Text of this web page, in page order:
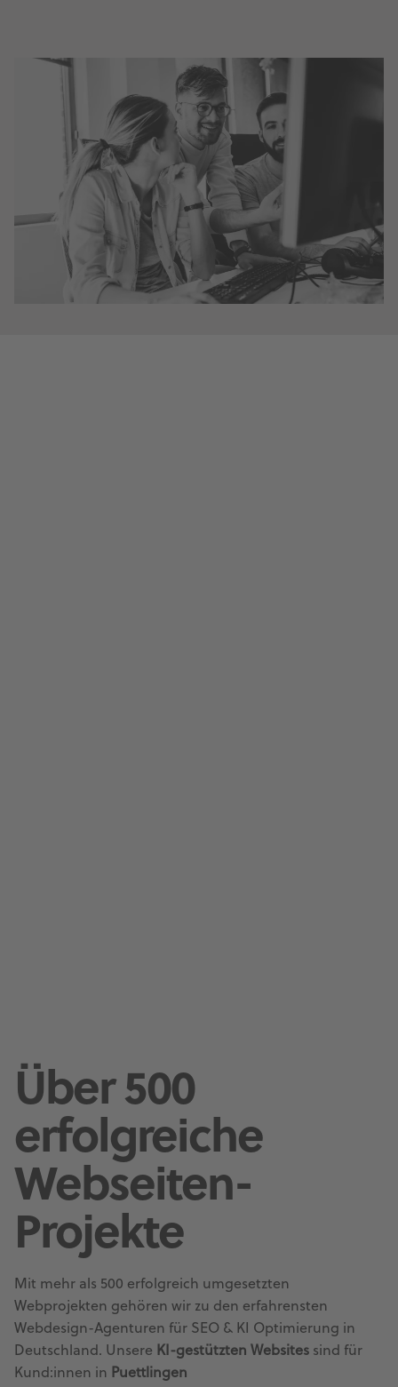
Über 500
erfolgreiche
Webseiten-
Projekte
Mit mehr als 500 erfolgreich umgesetzten
Webprojekten gehören wir zu den erfahrensten
Webdesign-Agenturen für SEO & KI Optimierung in
Deutschland. Unsere KI-gestützten Websites sind für
Kund:innen in Puettlingen